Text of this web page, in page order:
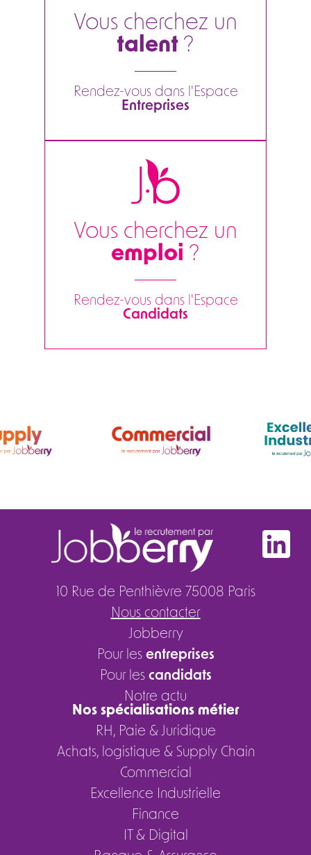
Vous cherchez un
talent ?
Rendez-vous dans l'Espace
Entreprises
Vous cherchez un
emploi ?
Rendez-vous dans l'Espace
Candidats
10 Rue de Penthièvre 75008 Paris
Nous contacter
Jobberry
Pour les entreprises
Pour les candidats
Notre actu
Nos spécialisations métier
RH, Paie & Juridique
Achats, logistique & Supply Chain
Commercial
Excellence Industrielle
Finance
IT & Digital